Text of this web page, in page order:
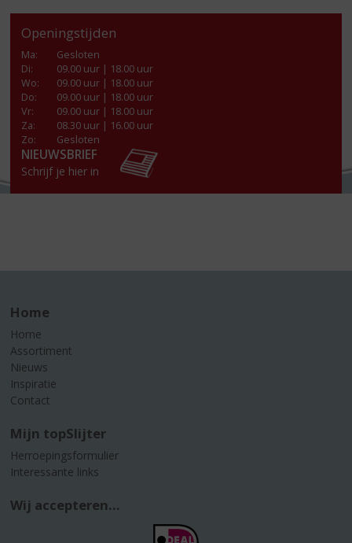
Openingstijden
Ma:
Gesloten
Di:
09.00 uur | 18.00 uur
Wo:
09.00 uur | 18.00 uur
Do:
09.00 uur | 18.00 uur
Vr:
09.00 uur | 18.00 uur
Za:
08.30 uur | 16.00 uur
Zo:
Gesloten
NIEUWSBRIEF
Schrijf je hier in
Home
Home
Assortiment
Nieuws
Inspiratie
Contact
Mijn topSlijter
Herroepingsformulier
Interessante links
Wij accepteren...